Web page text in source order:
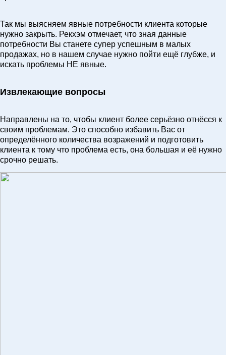
Так мы выясняем явные потребности клиента которые
нужно закрыть. Рекхэм отмечает, что зная данные
потребности Вы станете супер успешным в малых
продажах, но в нашем случае нужно пойти ещё глубже, и
искать проблемы НЕ явные.
Извлекающие вопросы
Направлены на то, чтобы клиент более серьёзно отнёсся к
своим проблемам. Это способно избавить Вас от
определённого количества возражений и подготовить
клиента к тому что проблема есть, она большая и её нужно
срочно решать.